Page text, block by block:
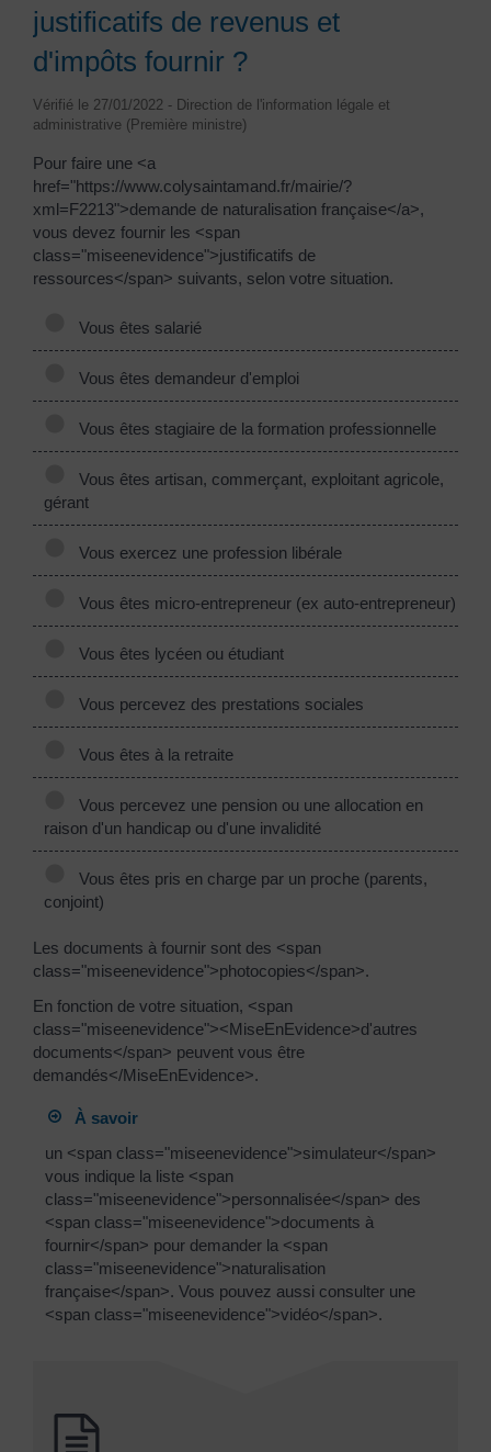
justificatifs de revenus et
d'impôts fournir ?
Vérifié le 27/01/2022 - Direction de l'information légale et
administrative (Première ministre)
Pour faire une <a
href="https://www.colysaintamand.fr/mairie/?
xml=F2213">demande de naturalisation française</a>,
vous devez fournir les <span
class="miseenevidence">justificatifs de
ressources</span> suivants, selon votre situation.
Vous êtes salarié
Vous êtes demandeur d'emploi
Vous êtes stagiaire de la formation professionnelle
Vous êtes artisan, commerçant, exploitant agricole,
gérant
Vous exercez une profession libérale
Vous êtes micro-entrepreneur (ex auto-entrepreneur)
Vous êtes lycéen ou étudiant
Vous percevez des prestations sociales
Vous êtes à la retraite
Vous percevez une pension ou une allocation en
raison d'un handicap ou d'une invalidité
Vous êtes pris en charge par un proche (parents,
conjoint)
Les documents à fournir sont des <span
class="miseenevidence">photocopies</span>.
En fonction de votre situation, <span
class="miseenevidence"><MiseEnEvidence>d'autres
documents</span> peuvent vous être
demandés</MiseEnEvidence>.
À savoir
un <span class="miseenevidence">simulateur</span>
vous indique la liste <span
class="miseenevidence">personnalisée</span> des
<span class="miseenevidence">documents à
fournir</span> pour demander la <span
class="miseenevidence">naturalisation
française</span>. Vous pouvez aussi consulter une
<span class="miseenevidence">vidéo</span>.